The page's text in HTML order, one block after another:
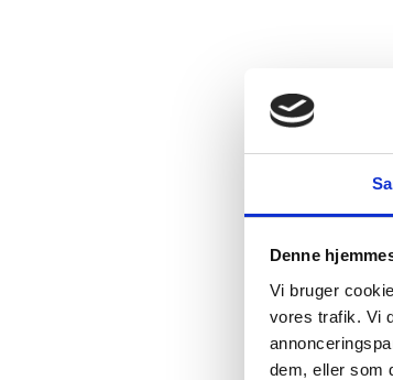
Denne
Vi bruger
vores trafik. Vi
dem, eller som